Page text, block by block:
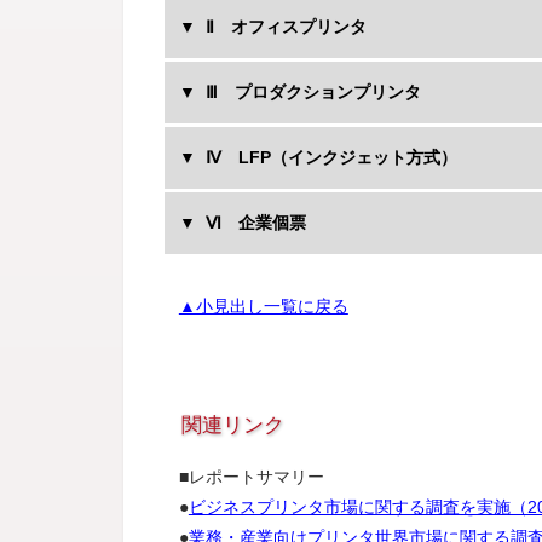
Ⅱ オフィスプリンタ
Ⅲ プロダクションプリンタ
Ⅳ LFP（インクジェット方式）
Ⅵ 企業個票
▲小見出し一覧に戻る
関連リンク
■レポートサマリー
●ビジネスプリンタ市場に関する調査を実施（
●業務・産業向けプリンタ世界市場に関する調